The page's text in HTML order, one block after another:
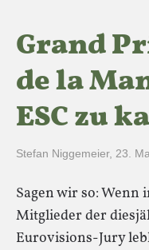
Grand
de la
ESC zu
Stefan Niggemeier, 23.
Sagen wir so: Wenn
Mitglieder der
Eurovisions-Jury